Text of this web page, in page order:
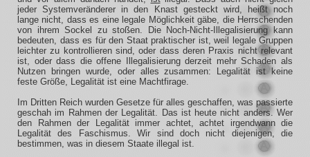
jeder Systemveränderer in den Knast gesteckt wird, heißt noch
lange nicht, dass es eine legale Möglichkeit gäbe, die Herrschenden
von ihrem Sockel zu stoßen. Die Noch-Nicht-Illegalisierung kann
bedeuten, dass es für den Staat praktischer ist, weil legale Gruppen
leichter zu kontrollieren sind, oder dass deren Praxis nicht relevant
ist, oder dass die offene Illegalisierung derzeit mehr Schaden als
Nutzen bringen wurde, oder alles zusammen: Legalität ist keine
feste Größe, Legalität ist eine Machtfirage.
Im Dritten Reich wurden Gesetze für alles geschaffen, was passierte
geschah im Rahmen der Legalität. Das ist heute nicht anders. Wer
den Rahmen der Legalität immer achtet, achtet irgendwann die
Legalität des Faschismus. Wir sind doch nicht diejenigen, die
bestimmen, was in diesem Staate illegal ist.